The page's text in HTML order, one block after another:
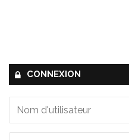
CONNEXION